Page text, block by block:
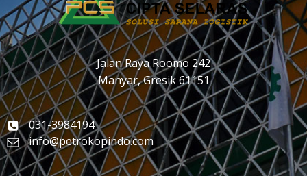
Jalan Raya Roomo 242
Manyar, Gresik 61151
031-3984194
info@petrokopindo.com